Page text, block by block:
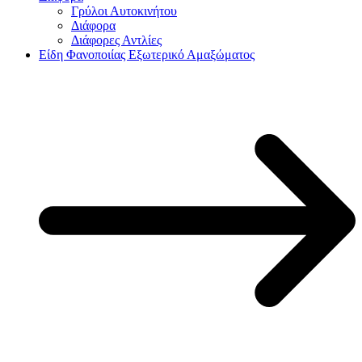
Γρύλοι Αυτοκινήτου
Διάφορα
Διάφορες Αντλίες
Είδη Φανοποιίας Εξωτερικό Αμαξώματος